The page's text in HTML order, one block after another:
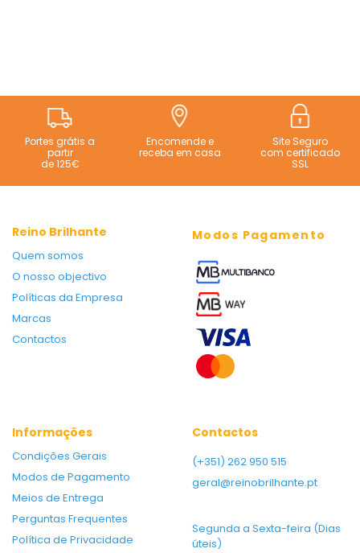
Portes grátis a
partir
de 125€
Encomende e
receba em casa
Site Seguro
com certificado
SSL
Reino Brilhante
Quem somos
O nosso objectivo
Políticas da Empresa
Marcas
Contactos
Modos Pagamento
Informações
Condições Gerais
Modos de Pagamento
Meios de Entrega
Perguntas Frequentes
Política de Privacidade
Contactos
(+351) 262 950 515
geral@reinobrilhante.pt
Segunda a Sexta-feira (Dias
úteis)